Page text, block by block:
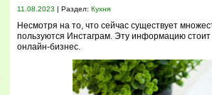
11.08.2023 | Раздел: Кухня
Несмотря на то, что сейчас существует
пользуются Инстаграм. Эту информацию
онлайн-бизнес.